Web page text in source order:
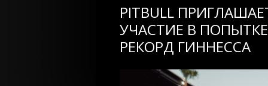
PITBULL
УЧАСТИЕ В
РЕКОРД ГИННЕССА